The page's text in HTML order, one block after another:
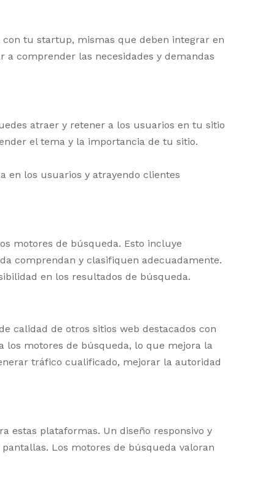
tu startup, mismas que deben integrar en
comprender las necesidades y demandas
atraer y retener a los usuarios en tu sitio
el tema y la importancia de tu sitio.
en los usuarios y atrayendo clientes
motores de búsqueda. Esto incluye
comprendan y clasifiquen adecuadamente.
en los resultados de búsqueda.
calidad de otros sitios web destacados con
los motores de búsqueda, lo que mejora la
tráfico cualificado, mejorar la autoridad
estas plataformas. Un diseño responsivo y
Los motores de búsqueda valoran